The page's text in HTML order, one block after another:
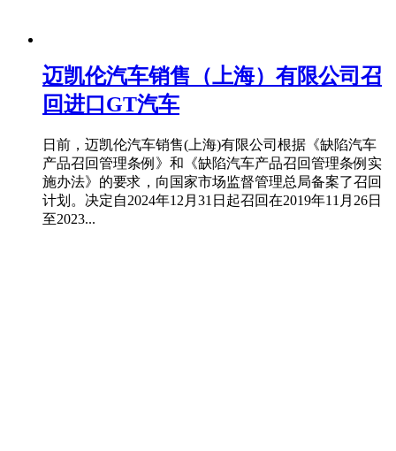
迈凯伦汽车销售（上海）有限公司召
回进口GT汽车
日前，迈凯伦汽车销售(上海)有限公司根据《缺陷汽车
产品召回管理条例》和《缺陷汽车产品召回管理条例实
施办法》的要求，向国家市场监督管理总局备案了召回
计划。决定自2024年12月31日起召回在2019年11月26日
至2023...